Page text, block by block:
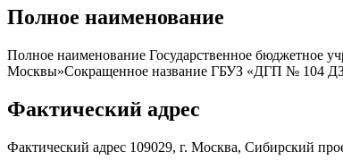
Полное наименование
Полное наименование Государственное бюджетное
Москвы»Сокращенное название ГБУЗ «ДГП № 104
Фактический адрес
Фактический адрес 109029, г. Москва, Сибирский